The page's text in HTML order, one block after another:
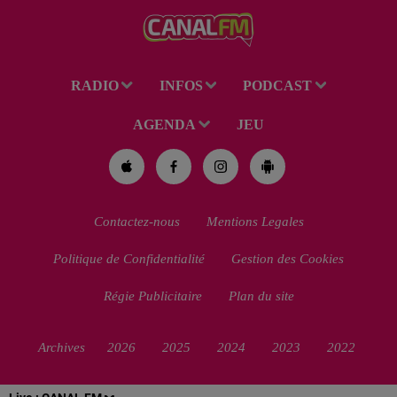
cette occasion, Le Réveil...
RADIO INFOS PODCAST
AGENDA JEU
Contactez-nous Mentions Legales
Politique de Confidentialité Gestion des Cookies
Régie Publicitaire Plan du site
Archives 2026 2025 2024 2023 2022